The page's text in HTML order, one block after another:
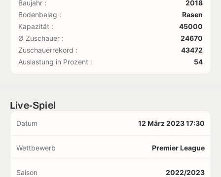
Baujahr :
2018
Bodenbelag :
Rasen
Kapazität :
45000
Ø Zuschauer :
24670
Zuschauerrekord :
43472
Auslastung in Prozent :
54
Live-Spiel
Datum 12 März 2023 17:30
Wettbewerb Premier League
Saison 2022/2023